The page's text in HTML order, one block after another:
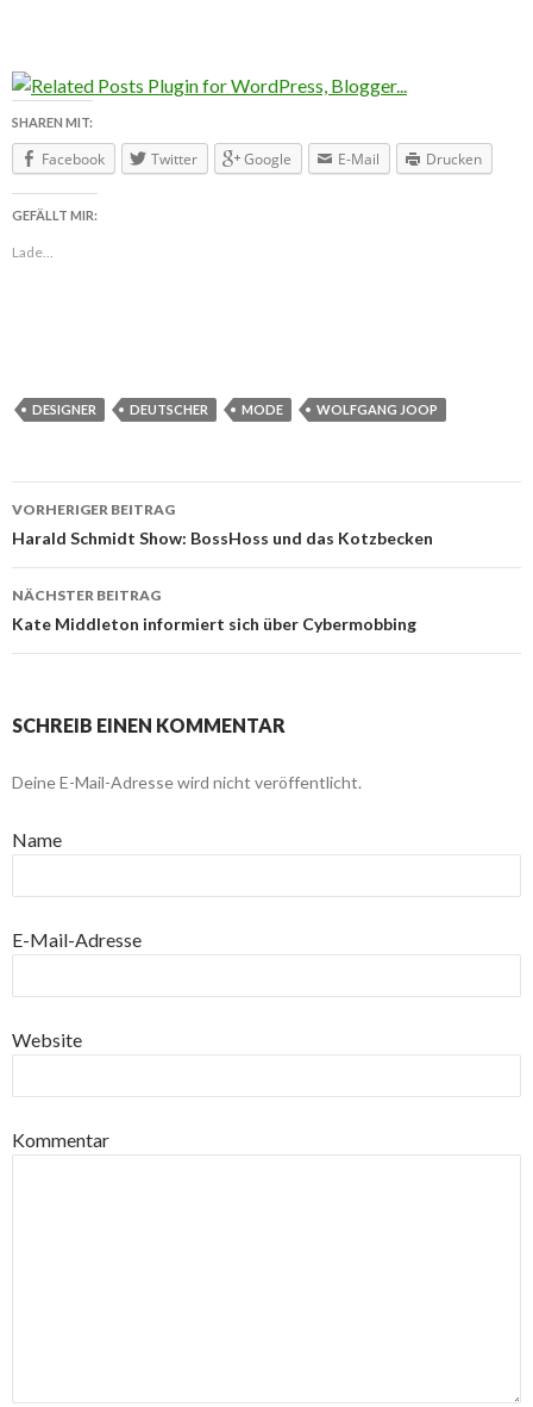
SHAREN MIT:
Facebook Twitter Google E-Mail Drucken
GEFÄLLT MIR:
Lade...
DESIGNER DEUTSCHER MODE WOLFGANG JOOP
Beitragsnavigation
VORHERIGER BEITRAG
Harald Schmidt Show: BossHoss und das Kotzbecken
NÄCHSTER BEITRAG
Kate Middleton informiert sich über Cybermobbing
SCHREIB EINEN KOMMENTAR
Deine E-Mail-Adresse wird nicht veröffentlicht.
Name
E-Mail-Adresse
Website
Kommentar